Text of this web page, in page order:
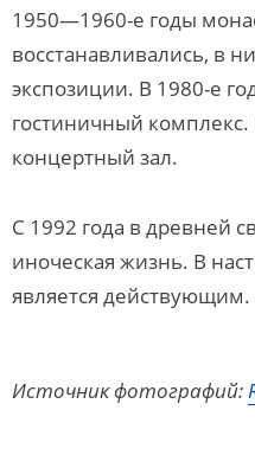
1950—1960-е годы
восстанавливались, в
экспозиции. В 1980-е
гостиничный
концертный зал.
С 1992 года в древней
иноческая жизнь. В
является действующим.
Источник фотографий: